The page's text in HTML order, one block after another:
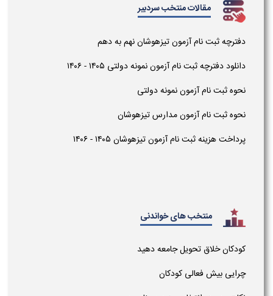
مقالات منتخب سردبیر
دفترچه ثبت نام آزمون تیزهوشان نهم به دهم
دانلود دفترچه ثبت نام آزمون نمونه دولتی ۱۴۰۵ - ۱۴۰۶
نحوه ثبت نام آزمون نمونه دولتی
نحوه ثبت نام آزمون مدارس تیزهوشان
پرداخت هزینه ثبت نام آزمون تیزهوشان ۱۴۰۵ - ۱۴۰۶
منتخب های خواندنی
کودکان خلاق تحویل جامعه دهید
چرایی بیش فعالی کودکان